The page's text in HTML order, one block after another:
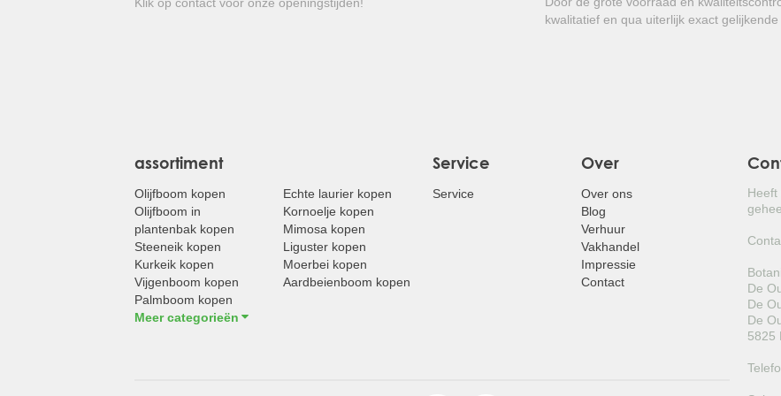
glanzend blad!
kwalitatief en qua uiterlijk exact
assortiment
Olijfboom kopen
Olijfboom in
plantenbak kopen
Steeneik kopen
Kurkeik kopen
Vijgenboom kopen
Palmboom kopen
Meer categorieën
Echte laurier kopen
Kornoelje kopen
Mimosa kopen
Liguster kopen
Moerbei kopen
Aardbeienboom kopen
Service
Service
Over
Over ons
Blog
Verhuur
Vakhandel
Impressie
Contact
De
De
De
5825